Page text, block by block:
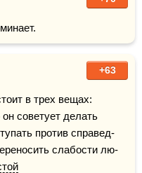
+63
в трех вещах:
советует делать
против справед­
слабости лю­